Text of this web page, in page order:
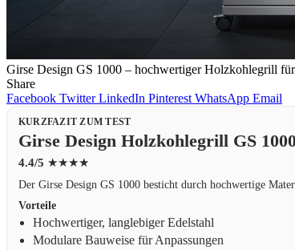
Girse Design GS 1000 – hochwertiger Holzkohlegrill
Share
Facebook Twitter LinkedIn Pinterest WhatsApp Email
KURZFAZIT ZUM TEST
Girse Design Holzkohlegrill GS
4.4/5 ★★★★
Der Girse Design GS 1000 besticht durch hochwertige
Vorteile
Hochwertiger, langlebiger Edelstahl
Modulare Bauweise für Anpassungen